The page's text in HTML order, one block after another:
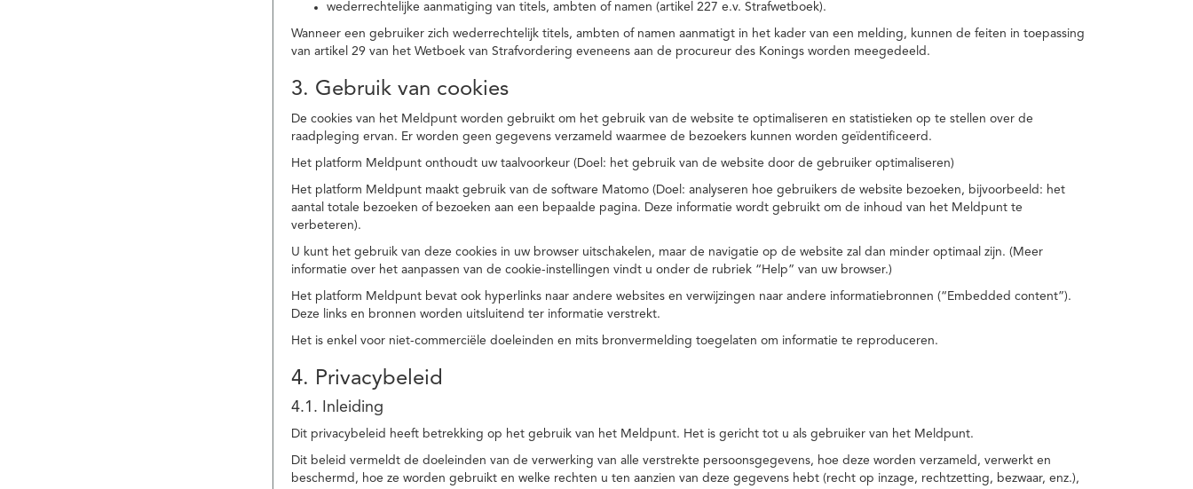
wederrechtelijke aanmatiging van titels, ambten of namen (artikel 227 e.v. Strafwetboek).
Wanneer een gebruiker zich wederrechtelijk titels, ambten of namen aanmatigt in het kader van een melding, kunnen de feiten in toepassing
van artikel 29 van het Wetboek van Strafvordering eveneens aan de procureur des Konings worden meegedeeld.
3. Gebruik van cookies
De cookies van het Meldpunt worden gebruikt om het gebruik van de website te optimaliseren en statistieken op te stellen over de
raadpleging ervan. Er worden geen gegevens verzameld waarmee de bezoekers kunnen worden geïdentificeerd.
Het platform Meldpunt onthoudt uw taalvoorkeur (Doel: het gebruik van de website door de gebruiker optimaliseren)
Het platform Meldpunt maakt gebruik van de software Matomo (Doel: analyseren hoe gebruikers de website bezoeken, bijvoorbeeld: het
aantal totale bezoeken of bezoeken aan een bepaalde pagina. Deze informatie wordt gebruikt om de inhoud van het Meldpunt te
verbeteren).
U kunt het gebruik van deze cookies in uw browser uitschakelen, maar de navigatie op de website zal dan minder optimaal zijn. (Meer
informatie over het aanpassen van de cookie-instellingen vindt u onder de rubriek “Help” van uw browser.)
Het platform Meldpunt bevat ook hyperlinks naar andere websites en verwijzingen naar andere informatiebronnen (“Embedded content”).
Deze links en bronnen worden uitsluitend ter informatie verstrekt.
Het is enkel voor niet-commerciële doeleinden en mits bronvermelding toegelaten om informatie te reproduceren.
4. Privacybeleid
4.1. Inleiding
Dit privacybeleid heeft betrekking op het gebruik van het Meldpunt. Het is gericht tot u als gebruiker van het Meldpunt.
Dit beleid vermeldt de doeleinden van de verwerking van alle verstrekte persoonsgegevens, hoe deze worden verzameld, verwerkt en
beschermd, hoe ze worden gebruikt en welke rechten u ten aanzien van deze gegevens hebt (recht op inzage, rechtzetting, bezwaar, enz.),